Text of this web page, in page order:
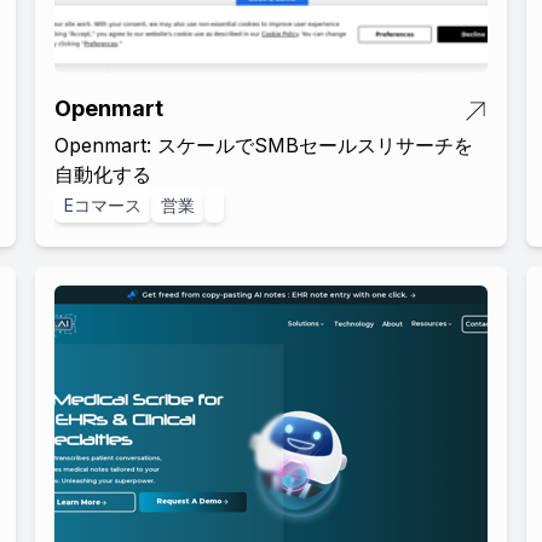
Openmart
Openmart: スケールでSMBセールスリサーチを
自動化する
Eコマース 営業